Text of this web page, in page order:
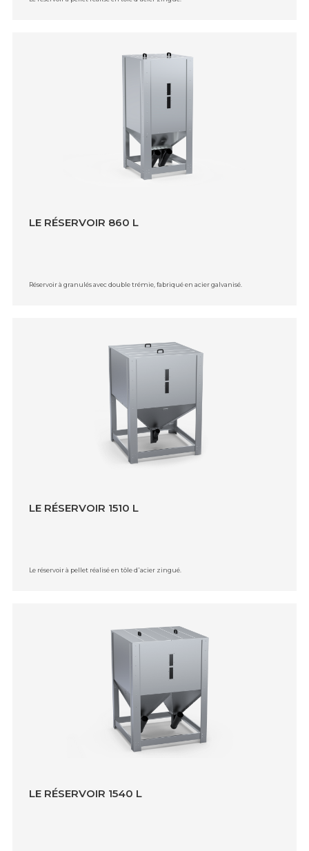
LE RÉSERVOIR 860 L
Réservoir à granulés avec double trémie, fabriqué en acier galvanisé.
LE RÉSERVOIR 1510 L
Le réservoir à pellet réalisé en tôle d᾿acier zingué.
LE RÉSERVOIR 1540 L